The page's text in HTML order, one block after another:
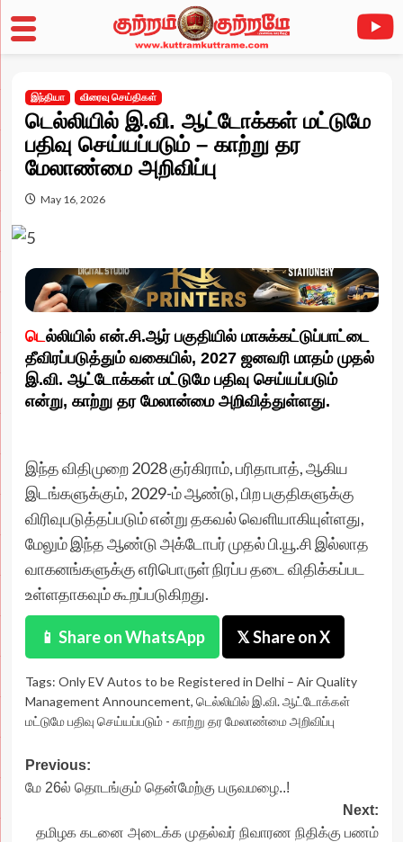
to
content
இந்தியா விரைவு செய்திகள்
டெல்லியில் இ.வி. ஆட்டோக்கள் மட்டுமே
பதிவு செய்யப்படும் – காற்று தர
மேலாண்மை அறிவிப்பு
May 16, 2026
டெல்லியில் என்.சி.ஆர் பகுதியில் மாசுக்கட்டுப்பாட்டை
தீவிரப்படுத்தும் வகையில், 2027 ஜனவரி மாதம் முதல்
இ.வி. ஆட்டோக்கள் மட்டுமே பதிவு செய்யப்படும்
என்று, காற்று தர மேலான்மை அறிவித்துள்ளது.
இந்த விதிமுறை 2028 குர்கிராம், பரிதாபாத், ஆகிய
இடங்களுக்கும், 2029-ம் ஆண்டு, பிற பகுதிகளுக்கு
விரிவுபடுத்தப்படும் என்று தகவல் வெளியாகியுள்ளது,
மேலும் இந்த ஆண்டு அக்டோபர் முதல் பி.யூ.சி இல்லாத
வாகனங்களுக்கு எரிபொருள் நிரப்ப தடை விதிக்கப்பட
உள்ளதாகவும் கூறப்படுகிறது.
📱 Share on WhatsApp 𝕏 Share on X
Tags: Only EV Autos to be Registered in Delhi – Air Quality
Management Announcement, டெல்லியில் இ.வி. ஆட்டோக்கள்
மட்டுமே பதிவு செய்யப்படும் - காற்று தர மேலாண்மை அறிவிப்பு
Post
navigation
Previous:
மே 26ல் தொடங்கும் தென்மேற்கு பருவமழை..!
Next:
தமிழக கடனை அடைக்க முதல்வர் நிவாரண நிதிக்கு பணம்